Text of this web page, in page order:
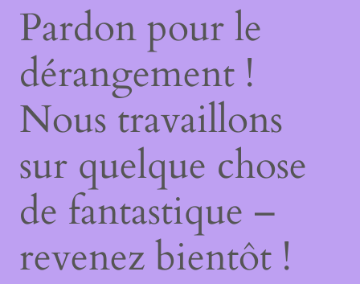
Pardon pour le
dérangement !
Nous travaillons
sur quelque chose
de fantastique –
revenez bientôt !